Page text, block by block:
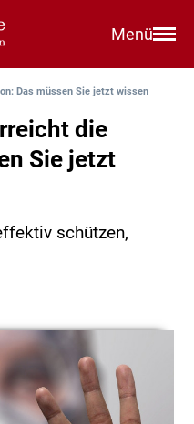
Menü
Das müssen Sie jetzt wissen
die
Sie jetzt
schützen,